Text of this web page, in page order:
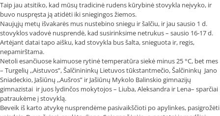
Taip jau atsitiko, kad mūsų tradicinė rudens kūrybinė stovykla neįvyko, ir
buvo nuspręsta ją atidėti iki sniegingos žiemos.
Naujųjų metų išvakarės mus nustebino sniegu ir šalčiu, ir jau sausio 1 d.
stovyklos vadovė nusprendė, kad susirinksime netrukus – sausio 16-17 d.
Artėjant datai tapo aišku, kad stovykla bus šalta, snieguota ir, regis,
nepamirštama.
Netoli esančiuose kaimuose rytinė temperatūra siekė minus 25 °C, bet mes
– Turgelių ,,Aistuvos”, Šalčinininkų Lietuvos tūkstantmečio, Šalčininkų Jano
Sniadeckio, Jašiūnų ,,Aušros” ir Jašiūnų Mykolo Balinskio gimnazijų
gimnazistai ir juos lydinčos mokytojos – Liuba, Aleksandra ir Lena– sparčiai
patraukėme į stovyklą.
Beveik iš karto atvykę nusprendėme pasivaikščioti po apylinkes, pasigrožėti